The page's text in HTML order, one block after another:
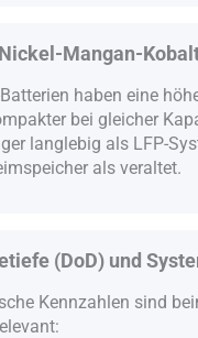
Mangan-
haben eine
bei gleicher
langlebig als LFP-
als veraltet.
(DoD) und
Kennzahlen sind